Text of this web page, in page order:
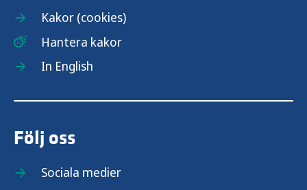
Kakor (cookies)
Hantera kakor
In English
Följ oss
Sociala medier